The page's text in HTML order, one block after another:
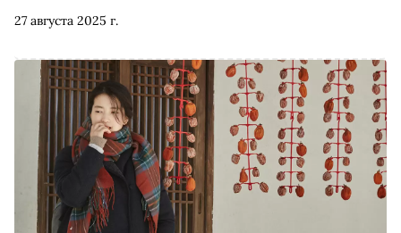
27 августа 2025 г.
на ближайшей неделе